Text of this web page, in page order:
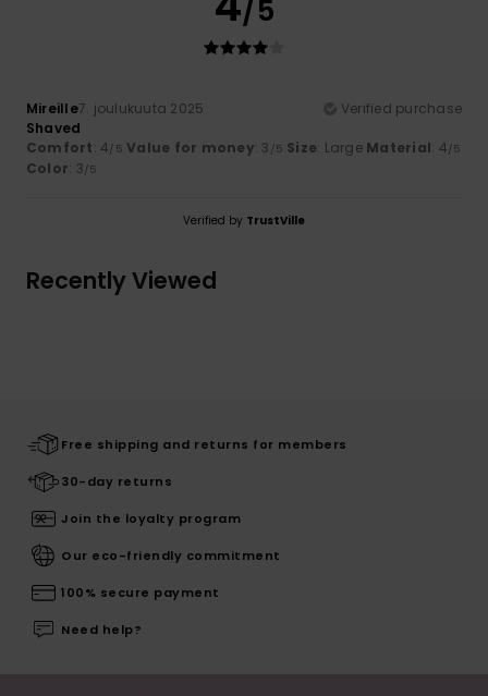
/5
Mireille7. joulukuuta 2025
Verified purchase
Shaved
Comfort: 4/5 Value for money: 3 /5 Size: Large Material: 4/5
Color: 3/5
Verified by TrustVille
Recently Viewed
Free shipping and returns for members
30-day returns
Join the loyalty program
Our eco-friendly commitment
100% secure payment
Need help?